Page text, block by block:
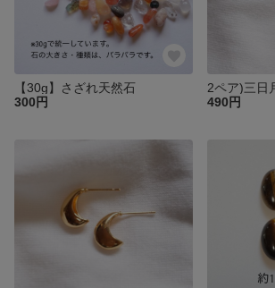
【30g】さざれ天然石
300円
490円